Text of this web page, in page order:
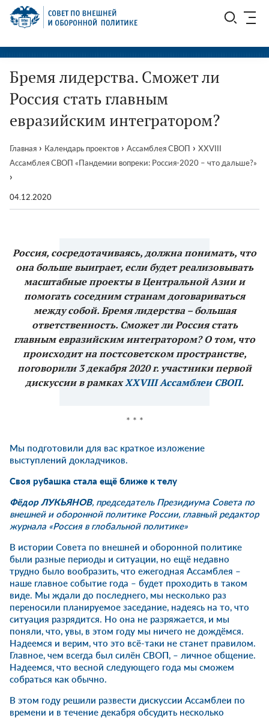
Перейти
СВОП
Бремя лидерства. Сможет ли
Россия стать главным
евразийским интегратором?
Главная › Календарь проектов › Ассамблея СВОП › XXVIII
Ассамблея СВОП «Пандемии вопреки: Россия-2020 – что дальше?»
›
04.12.2020
Россия, сосредотачиваясь, должна понимать, что
она больше выиграет, если будет реализовывать
масштабные проекты в Центральной Азии и
помогать соседним странам договариваться
между собой. Бремя лидерства – большая
ответственность. Сможет ли Россия стать
главным евразийским интегратором? О том, что
происходит на постсоветском пространстве,
поговорили 3 декабря 2020 г. участники первой
дискуссии в рамкахXXVIII Ассамблеи СВОП.
* * *
Мы подготовили для вас краткое изложение
выступлений докладчиков.
Своя рубашка стала ещё ближе к телу
Фёдор ЛУКЬЯНОВ, председатель Президиума Совета по
внешней и оборонной политике России, главный редактор
журнала «Россия в глобальной политике»
В истории Совета по внешней и оборонной политике
были разные периоды и ситуации, но ещё недавно
трудно было вообразить, что ежегодная Ассамблея –
наше главное событие года – будет проходить в таком
виде. Мы ждали до последнего, мы несколько раз
переносили планируемое заседание, надеясь на то, что
ситуация разрядится. Но она не разряжается, и мы
поняли, что, увы, в этом году мы ничего не дождёмся.
Надеемся и верим, что это всё-таки не станет правилом.
Главное, чем всегда был силён СВОП, – личное общение.
Надеемся, что весной следующего года мы сможем
собраться как обычно.
В этом году решили развести дискуссии Ассамблеи по
времени и в течение декабря обсудить несколько